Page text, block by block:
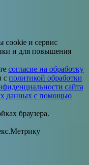
и сервис
и для повышения
согласие на обработку
с политикой обработки
сайта
данных с помощью
браузера.